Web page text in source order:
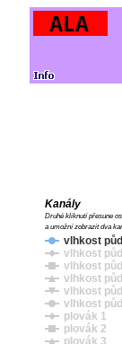
vlhkost
vlhkost
vlhkost
vlhkost
vlhkost
vlhkost
plovák 1
plovák 2
Kanály
Druhé kliknutí přesune
a umožní zobrazit dva